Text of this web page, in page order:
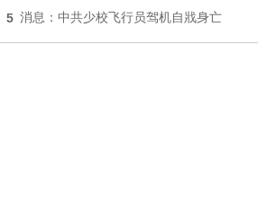
5 消息：中共少校飞行员驾机自戕身亡